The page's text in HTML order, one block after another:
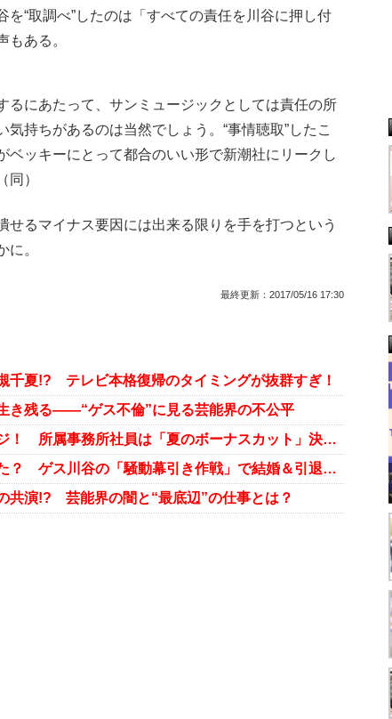
“取調べ”したのは「すべての責任を川谷に押し付
もある。
るにあたって、サンミュージックとしては責任の所
持ちがあるのは当然でしょう。“事情聴取”したこ
ベッキーにとって都合のいい形で新潮社にリークし
同）
るマイナス要因には出来る限りを手を打つという
に。
最終更新： 2017/05/16 17:30
千夏!? テレビ本格復帰のタイミングが抜群すぎ！
き残る――“ゲス不倫”に見る芸能界の不公平
ベッキー不倫騒動の大ダメージ！ 所属事務所社員は「夏のボーナスカット」決定!?
ベッキー“人生の賭け”に敗れた？ ゲス川谷の「騒動幕引き作戦」で結婚＆引退の夢も消滅か
共演!? 芸能界の闇と“最底辺”の仕事とは？